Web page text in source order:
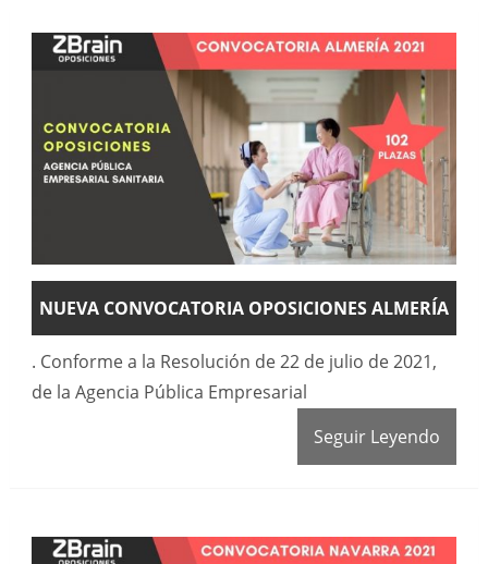
NUEVA CONVOCATORIA OPOSICIONES ALMERÍA
. Conforme a la Resolución de 22 de julio de 2021,
de la Agencia Pública Empresarial
Seguir Leyendo